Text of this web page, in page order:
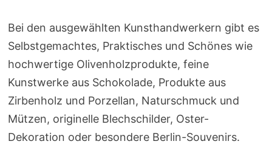
Bei den ausgewählten Kunsthandwerkern gibt es
Selbstgemachtes, Praktisches und Schönes wie
hochwertige Olivenholzprodukte, feine
Kunstwerke aus Schokolade, Produkte aus
Zirbenholz und Porzellan, Naturschmuck und
Mützen, originelle Blechschilder, Oster-
Dekoration oder besondere Berlin-Souvenirs.